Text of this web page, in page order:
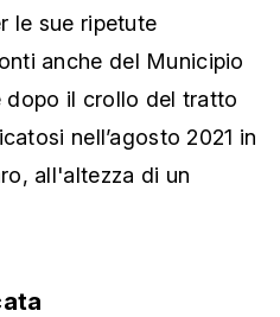
le sue ripetute
anche del Municipio
dopo il crollo del tratto
nell’agosto 2021 in
all'altezza di un